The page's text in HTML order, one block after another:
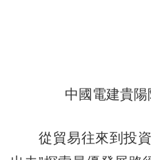
中國電建貴陽
從貿易往來到投資